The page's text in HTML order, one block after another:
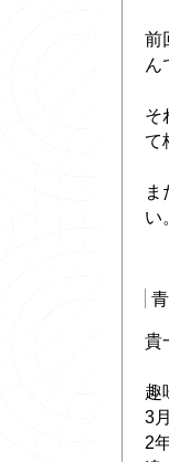
前
ん
そ
て
ま
い。
貴
趣
3
2